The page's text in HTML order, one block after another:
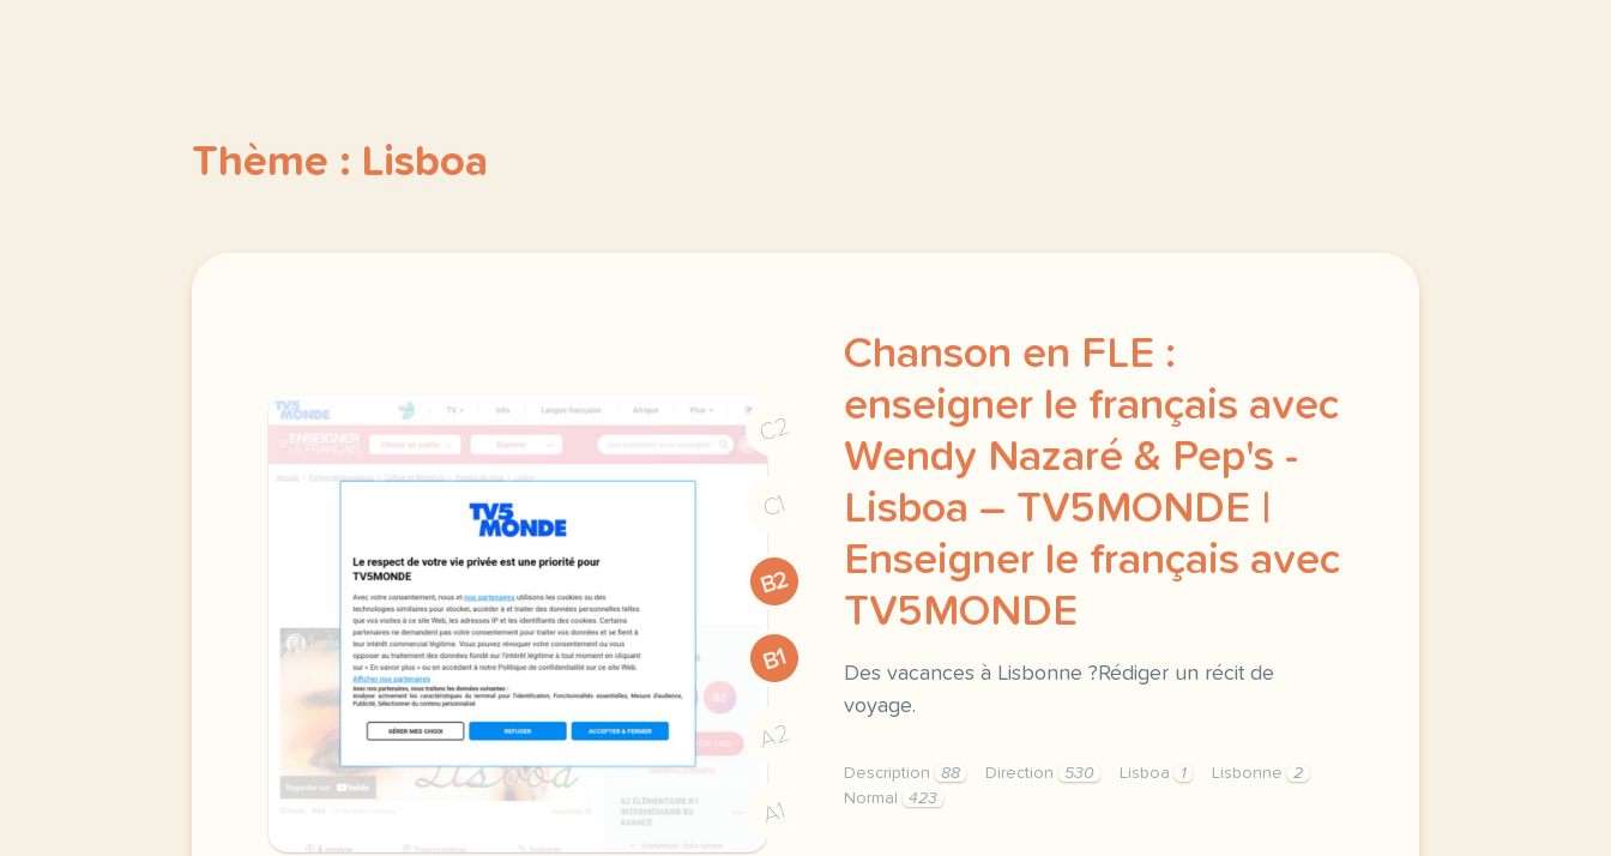
Thème : Lisboa
C2
C1
B2
B1
A2
A1
Chanson en FLE :
enseigner le français avec
Wendy Nazaré & Pep's -
Lisboa – TV5MONDE |
Enseigner le français avec
TV5MONDE
Des vacances à Lisbonne ?Rédiger un récit de
voyage.
Description 88 Direction 530 Lisboa 1 Lisbonne
2
Normal
423